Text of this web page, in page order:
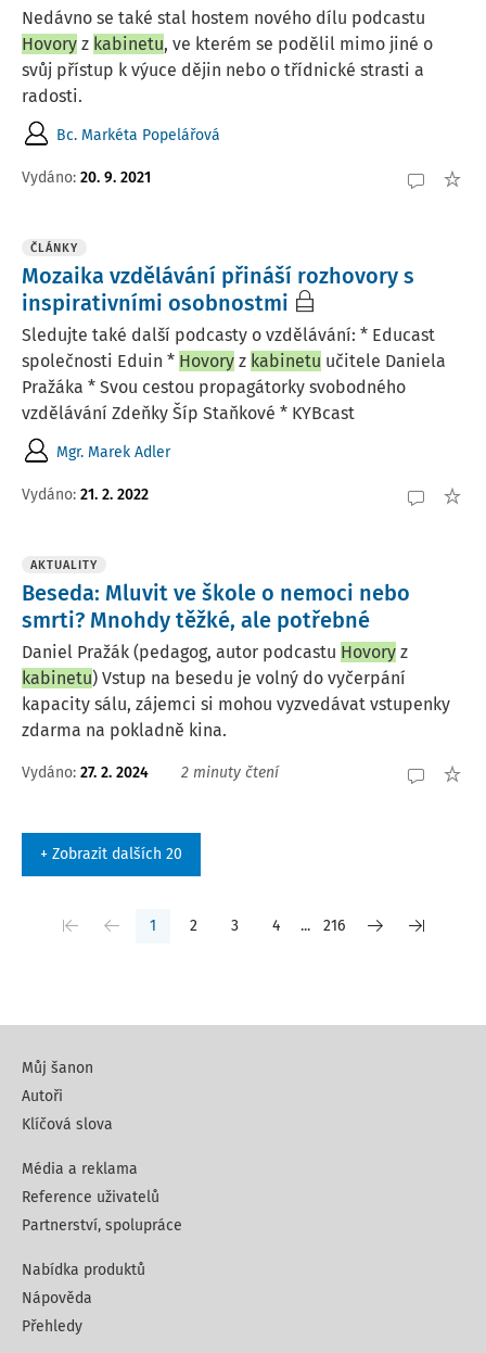
Nedávno se také stal hostem nového dílu podcastu
Hovory z kabinetu, ve kterém se podělil mimo jiné o
svůj přístup k výuce dějin nebo o třídnické strasti a
radosti.
Bc. Markéta Popelářová
Vydáno: 20. 9. 2021
ČLÁNKY
Mozaika vzdělávání přináší rozhovory s
inspirativními osobnostmi
Sledujte také další podcasty o vzdělávání: * Educast
společnosti Eduin * Hovory z kabinetu učitele Daniela
Pražáka * Svou cestou propagátorky svobodného
vzdělávání Zdeňky Šíp Staňkové * KYBcast
Mgr. Marek Adler
Vydáno: 21. 2. 2022
AKTUALITY
Beseda: Mluvit ve škole o nemoci nebo
smrti? Mnohdy těžké, ale potřebné
Daniel Pražák (pedagog, autor podcastu Hovory z
kabinetu) Vstup na besedu je volný do vyčerpání
kapacity sálu, zájemci si mohou vyzvedávat vstupenky
zdarma na pokladně kina.
Vydáno: 27. 2. 2024 2 minuty čtení
+ Zobrazit dalších 20
1 2 3 4 ... 216
Můj šanon
Autoři
Klíčová slova
Média a reklama
Reference uživatelů
Partnerství, spolupráce
Nabídka produktů
Nápověda
Přehledy